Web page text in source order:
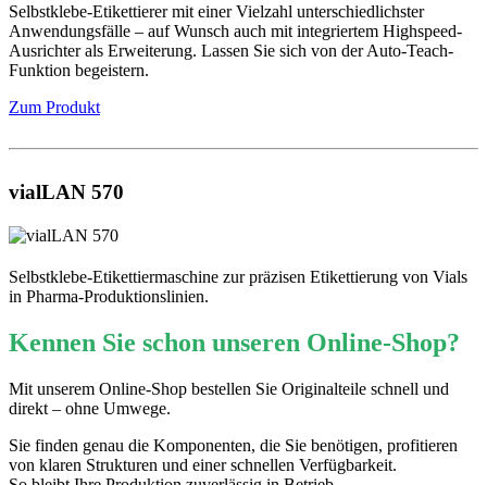
Selbstklebe-Etikettierer mit einer Vielzahl unterschiedlichster
Anwendungsfälle – auf Wunsch auch mit integriertem Highspeed-
Ausrichter als Erweiterung. Lassen Sie sich von der Auto-Teach-
Funktion begeistern.
Zum Produkt
vialLAN 570
Selbstklebe-Etikettiermaschine zur präzisen Etikettierung von Vials
in Pharma-Produktionslinien.
Kennen Sie schon unseren Online-Shop?
Mit unserem Online-Shop bestellen Sie Originalteile schnell und
direkt – ohne Umwege.
Sie finden genau die Komponenten, die Sie benötigen, profitieren
von klaren Strukturen und einer schnellen Verfügbarkeit.